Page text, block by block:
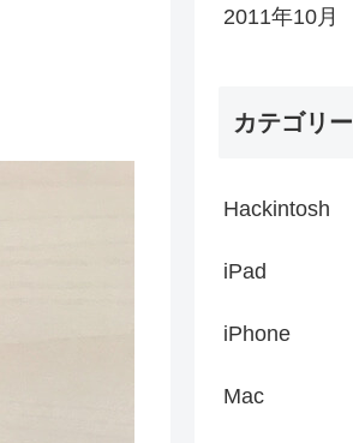
2011年10月
カテゴリー
Hackintosh
iPad
iPhone
Mac